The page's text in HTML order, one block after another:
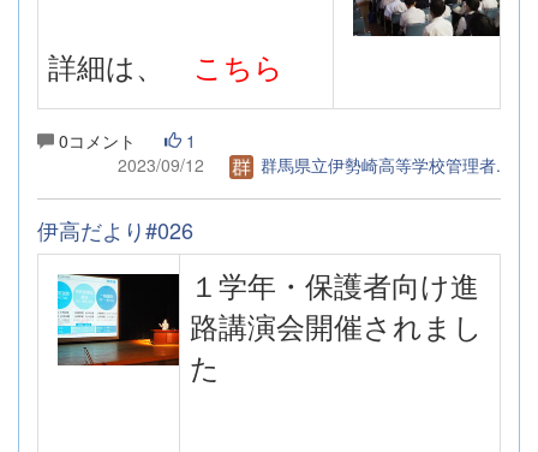
詳細は、 こちら
0コメント
1
2023/09/12
群馬県立伊勢崎高等学校管理者.
伊高だより#026
１学年・保護者向け進
路講演会開催されまし
た